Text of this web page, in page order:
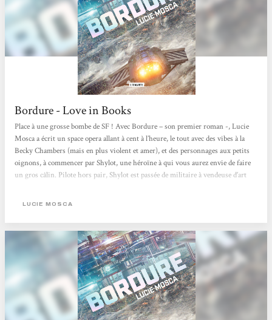
Bordure - Love in Books
Place à une grosse bombe de SF ! Avec Bordure – son premier roman -, Lucie
Mosca a écrit un space opera allant à cent à l’heure, le tout avec des vibes à la
Becky Chambers (mais en plus violent et amer), et des personnages aux petits
oignons, à commencer par Shylot, une héroïne à qui vous aurez envie de faire
un gros câlin. Pilote hors pair, Shylot est passée de militaire à vendeuse d’art
traumatique, mais aussi des amis pour la vie. Reste que la recherche de
LUCIE MOSCA